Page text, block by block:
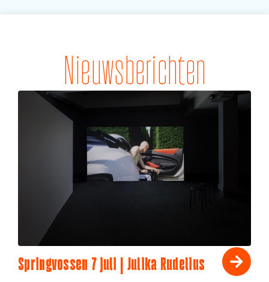
Nieuwsberichten
Springvossen 7 juli | Julika Rudelius